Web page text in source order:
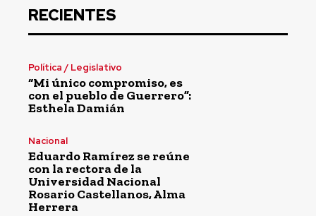
RECIENTES
Política / Legislativo
“Mi único compromiso, es
con el pueblo de Guerrero”:
Esthela Damián
Nacional
Eduardo Ramírez se reúne
con la rectora de la
Universidad Nacional
Rosario Castellanos, Alma
Herrera